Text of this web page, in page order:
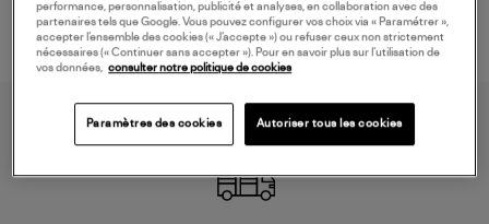
performance, personnalisation, publicité et analyses, en collaboration avec des
partenaires tels que Google. Vous pouvez configurer vos choix via « Paramétrer »,
accepter l’ensemble des cookies (« J’accepte ») ou refuser ceux non strictement
nécessaires (« Continuer sans accepter »). Pour en savoir plus sur l’utilisation de
vos données, consulter notre politique de cookies
Paramètres des cookies Autoriser tous les cookies